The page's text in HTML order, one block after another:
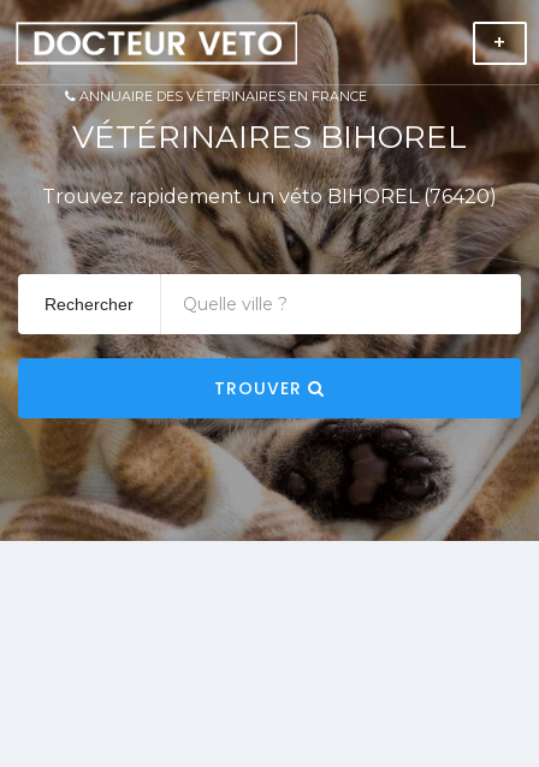
+
ANNUAIRE DES VÉTÉRINAIRES EN FRANCE
VÉTÉRINAIRES BIHOREL
Trouvez rapidement un véto BIHOREL (76420)
Rechercher
TROUVER